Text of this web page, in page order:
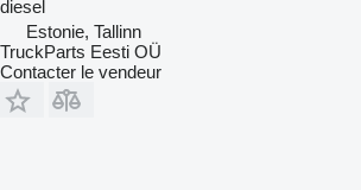
diesel
Estonie, Tallinn
TruckParts Eesti OÜ
Contacter le vendeur